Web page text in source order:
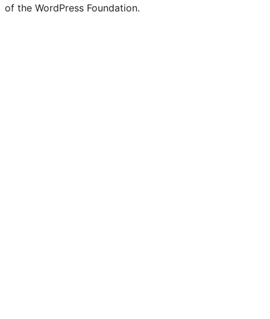
of the WordPress Foundation.